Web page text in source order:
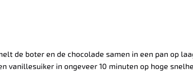
de boter en de chocolade samen in een pan op
vanillesuiker in ongeveer 10 minuten op hoge